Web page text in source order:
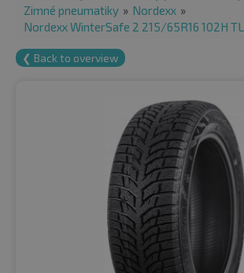
Zimné pneumatiky » Nordexx »
Nordexx WinterSafe 2 215/65R16 102H TL
❮ Back to overview